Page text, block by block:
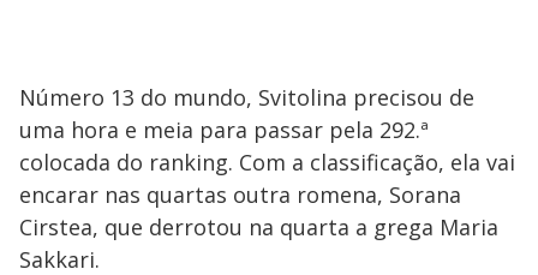
Número 13 do mundo, Svitolina precisou de
uma hora e meia para passar pela 292.ª
colocada do ranking. Com a classificação, ela vai
encarar nas quartas outra romena, Sorana
Cirstea, que derrotou na quarta a grega Maria
Sakkari.